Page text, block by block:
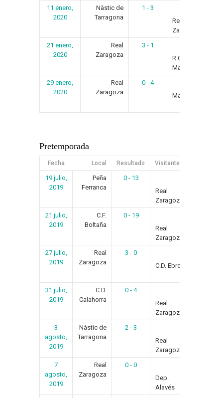
11 enero,
2020
Nàstic de
Tarragona
1 - 3
Real
Zaragoza
21 enero,
2020
Real
Zaragoza
3 - 1
R.C.D.
Mallorca
29 enero,
2020
Real
Zaragoza
0 - 4
Madrid
Pretemporada
Fecha Local Resultado Visitante
19 julio,
2019
Peña
Ferranca
0 - 13
Real
Zaragoza
21 julio,
2019
C.F.
Boltaña
0 - 19
Real
Zaragoza
27 julio,
2019
Real
Zaragoza
3 - 0
C.D. Ebro
31 julio,
2019
C.D.
Calahorra
0 - 4
Real
Zaragoza
3
agosto,
2019
Nàstic de
Tarragona
2 - 3
Real
Zaragoza
7
agosto,
2019
Real
Zaragoza
0 - 0
Dep.
Alavés